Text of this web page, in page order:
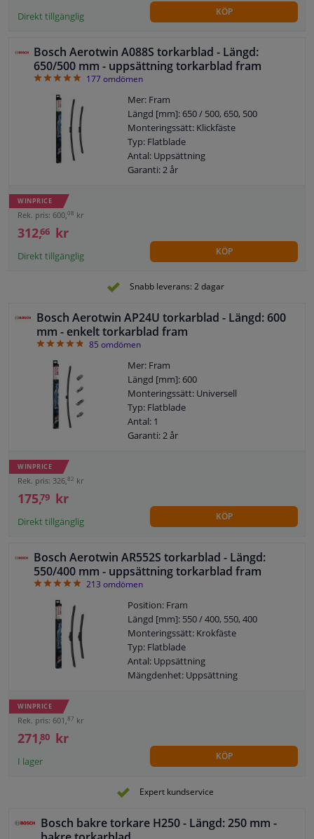
Direkt tillgänglig KÖP
Bosch Aerotwin A088S torkarblad - Längd:
650/500 mm - uppsättning torkarblad fram
4.9
177omdömen
Mer: Fram
Längd [mm]: 650 / 500, 650, 500
Monteringssätt: Klickfäste
Typ: Flatblade
Antal: Uppsättning
Garanti: 2 år
WINPRICE
Rek. pris: 600,08 kr
312,66 kr
Direkt tillgänglig KÖP
Snabb leverans: 2 dagar
Bosch Aerotwin AP24U torkarblad - Längd: 600
mm - enkelt torkarblad fram
4.84
85 omdömen
Mer: Fram
Längd [mm]: 600
Monteringssätt: Universell
Typ: Flatblade
Antal: 1
Garanti: 2 år
WINPRICE
Rek. pris: 326, 82 kr
175,79 kr
Direkt tillgänglig KÖP
Bosch Aerotwin AR552S torkarblad - Längd:
550/400 mm - uppsättning torkarblad fram
4.91
213 omdömen
Position: Fram
Längd [mm]: 550 / 400, 550, 400
Monteringssätt: Krokfäste
Typ: Flatblade
Antal: Uppsättning
Mängdenhet: Uppsättning
WINPRICE
Rek. pris: 601, 87 kr
271,80 kr
I lager KÖP
Expert kundservice
Bosch bakre torkare H250 - Längd: 250 mm -